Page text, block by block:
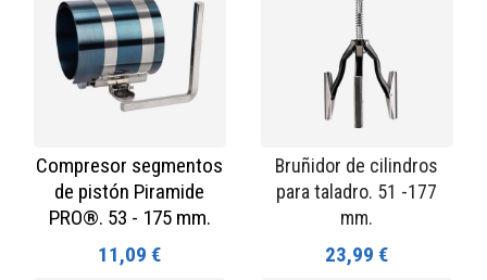
Compresor segmentos
de pistón Piramide
PRO®. 53 - 175 mm.
11,09 €
Bruñidor de cilindros
para taladro. 51 -177
mm.
23,99 €